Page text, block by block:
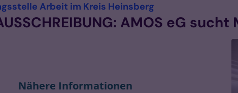
Arbeit im Kreis Heinsberg
AMOS eG
Nähere Informationen